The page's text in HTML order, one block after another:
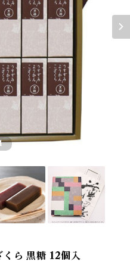
ら 黒糖 12個入